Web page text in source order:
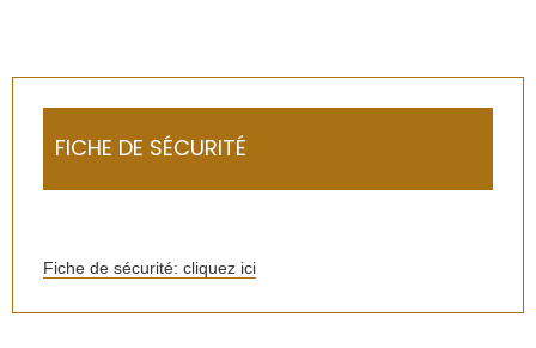
FICHE DE SÉCURITÉ
Fiche de sécurité: cliquez ici